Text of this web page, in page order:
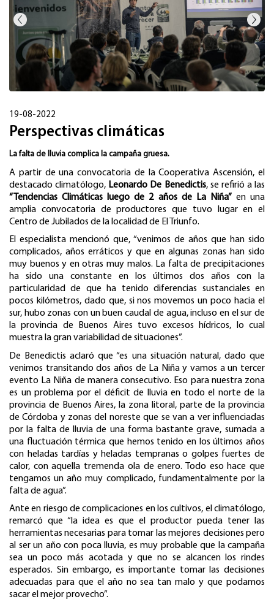
19-08-2022
Perspectivas climáticas
La falta de lluvia complica la campaña gruesa.
A partir de una convocatoria de la Cooperativa Ascensión, el
destacado climatólogo, Leonardo De Benedictis, se refirió a las
“Tendencias Climáticas luego de 2 años de La Niña”en una
amplia convocatoria de productores que tuvo lugar en el
Centro de Jubilados de la localidad de El Triunfo.
El especialista mencionó que, “venimos de años que han sido
complicados, años erráticos y que en algunas zonas han sido
muy buenos y en otras muy malos. La falta de precipitaciones
ha sido una constante en los últimos dos años con la
particularidad de que ha tenido diferencias sustanciales en
pocos kilómetros, dado que, si nos movemos un poco hacia el
sur, hubo zonas con un buen caudal de agua, incluso en el sur de
la provincia de Buenos Aires tuvo excesos hídricos, lo cual
muestra la gran variabilidad de situaciones”.
De Benedictis aclaró que “es una situación natural, dado que
venimos transitando dos años de La Niña y vamos a un tercer
evento La Niña de manera consecutivo. Eso para nuestra zona
es un problema por el déficit de lluvia en todo el norte de la
provincia de Buenos Aires, la zona litoral, parte de la provincia
de Córdoba y zonas del noreste que se van a ver influenciadas
por la falta de lluvia de una forma bastante grave, sumada a
una fluctuación térmica que hemos tenido en los últimos años
con heladas tardías y heladas tempranas o golpes fuertes de
calor, con aquella tremenda ola de enero. Todo eso hace que
tengamos un año muy complicado, fundamentalmente por la
falta de agua”.
Ante en riesgo de complicaciones en los cultivos, el climatólogo,
remarcó que “la idea es que el productor pueda tener las
herramientas necesarias para tomar las mejores decisiones pero
al ser un año con poca lluvia, es muy probable que la campaña
sea un poco más acotada y que no se alcancen los rindes
esperados. Sin embargo, es importante tomar las decisiones
adecuadas para que el año no sea tan malo y que podamos
sacar el mejor provecho”.